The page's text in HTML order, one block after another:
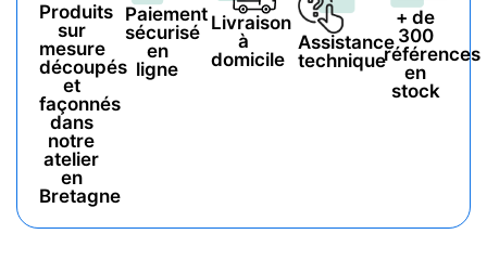
Produits
sur
mesure
découpés
et
façonnés
dans
notre
atelier
en
Bretagne
Paiement
sécurisé
en
ligne
Livraison
à
domicile
Assistance
technique
+ de
300
références
en
stock